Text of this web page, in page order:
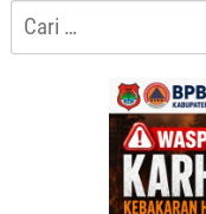
Cari
untuk: